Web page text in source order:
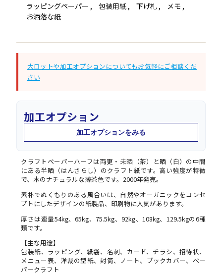
ラッピングペーパー , 包装用紙 , 下げ札 , メモ ,
お洒落な紙
大ロットや加工オプションについてもお気軽にご相談くだ
さい
加工オプション
加工オプションをみる
クラフトペーパーハーフは両更・未晒（茶）と晒（白）の中間
にある半晒（はんさらし）のクラフト紙です。高い強度が特徴
で、木のナチュラルな薄茶色です。2000年発売。
素朴でぬくもりのある風合いは、自然やオーガニックをコンセ
プトにしたデザインの紙製品、印刷物に人気があります。
厚さは連量54kg、65kg、75.5kg、92kg、108kg、129.5kgの6種
類です。
【主な用途】
包装紙、ラッピング、紙袋、名刺、カード、チラシ、招待状、
メニュー表、洋裁の型紙、封筒、ノート、ブックカバー、ペー
パークラフト